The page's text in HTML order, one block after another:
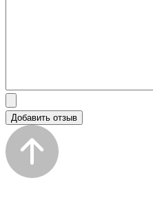
Добавить отзыв